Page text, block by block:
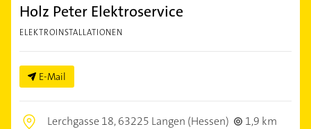
Holz Peter Elektroservice
ELEKTROINSTALLATIONEN
E-Mail
Lerchgasse 18,63225 Langen (Hessen)
1,9 km